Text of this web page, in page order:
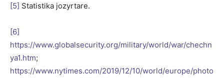
[5] Statistika jozyrtare.
[6]
https://www.globalsecurity.org/military/world/war/chechn
ya1.htm;
https://www.nytimes.com/2019/12/10/world/europe/photo